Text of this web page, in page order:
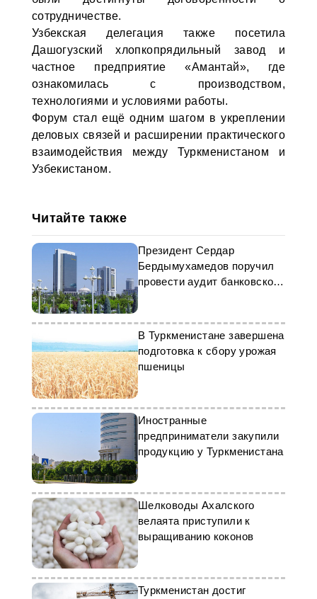
сотрудничестве.
Узбекская делегация также посетила
Дашогузский хлопкопрядильный завод и
частное предприятие «Амантай», где
ознакомилась с производством,
технологиями и условиями работы.
Форум стал ещё одним шагом в укреплении
деловых связей и расширении практического
взаимодействия между Туркменистаном и
Узбекистаном.
Читайте также
Президент Сердар
Бердымухамедов поручил
провести аудит банковской
отчётности в Туркменистане
В Туркменистане завершена
подготовка к сбору урожая
пшеницы
Иностранные
предприниматели закупили
продукцию у Туркменистана
Шелководы Ахалского
велаята приступили к
выращиванию коконов
Туркменистан достиг